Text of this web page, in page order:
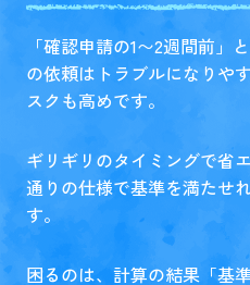
「確認申請の1〜2週間前」
の依頼はトラブルになりや
スクも高めです。
ギリギリのタイミングで省
通りの仕様で基準を満たせ
す。
困るのは、計算の結果「基